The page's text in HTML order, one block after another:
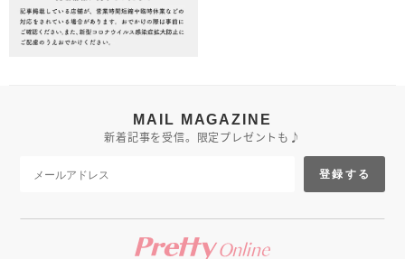
MAIL MAGAZINE
新着記事を受信。限定プレゼントも♪
登録する